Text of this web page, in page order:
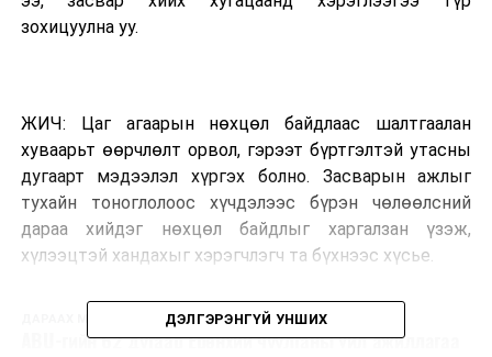
зохицуулна уу.
ЖИЧ: Цаг агаарын нөхцөл байдлаас шалтгаалан
хуваарьт өөрчлөлт орвол, гэрээт бүртгэлтэй утасны
дугаарт мэдээлэл хүргэх болно. Засварын ажлыг
тухайн тоноглолоос хүчдэлээс бүрэн чөлөөлсний
дараа хийдэг нөхцөл байдлыг харгалзан үзэж,
хүлээцтэй хандахыг хэрэгчлэгч та бүхнээс хүсье.
ABU-гийн 62 дугаар Ерөнхий чуулганы үйл ажиллагаа
ДЭЛГЭРЭНГҮЙ УНШИХ